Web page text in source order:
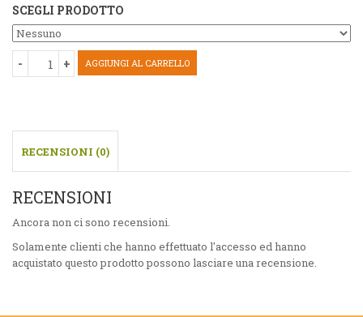
SCEGLI PRODOTTO
AGGIUNGI AL CARRELLO
RECENSIONI (0)
RECENSIONI
Ancora non ci sono recensioni.
Solamente clienti che hanno effettuato l'accesso ed hanno
acquistato questo prodotto possono lasciare una recensione.